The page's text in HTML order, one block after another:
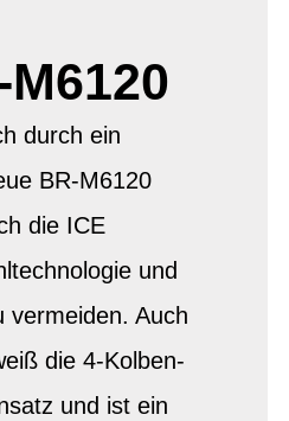
durch ein
BR-M6120
die ICE
und
vermeiden. Auch
die 4-Kolben-
und ist ein